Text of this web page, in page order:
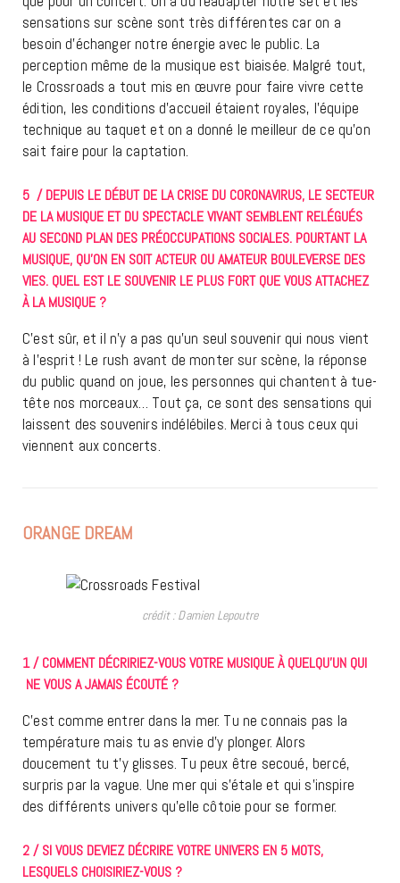
sensations sur scène sont très différentes car on a
besoin d’échanger notre énergie avec le public. La
perception même de la musique est biaisée. Malgré tout,
le Crossroads a tout mis en œuvre pour faire vivre cette
édition, les conditions d’accueil étaient royales, l’équipe
technique au taquet et on a donné le meilleur de ce qu’on
sait faire pour la captation.
5 / DEPUIS LE DÉBUT DE LA CRISE DU CORONAVIRUS, LE SECTEUR
DE LA MUSIQUE ET DU SPECTACLE VIVANT SEMBLENT RELÉGUÉS
AU SECOND PLAN DES PRÉOCCUPATIONS SOCIALES. POURTANT LA
MUSIQUE, QU’ON EN SOIT ACTEUR OU AMATEUR BOULEVERSE DES
VIES. QUEL EST LE SOUVENIR LE PLUS FORT QUE VOUS ATTACHEZ
À LA MUSIQUE ?
C’est sûr, et il n’y a pas qu’un seul souvenir qui nous vient
à l’esprit ! Le rush avant de monter sur scène, la réponse
du public quand on joue, les personnes qui chantent à tue-
tête nos morceaux… Tout ça, ce sont des sensations qui
laissent des souvenirs indélébiles. Merci à tous ceux qui
viennent aux concerts.
ORANGE DREAM
crédit : Damien Lepoutre
1 / COMMENT DÉCRIRIEZ-VOUS VOTRE MUSIQUE À QUELQU’UN QUI
NE VOUS A JAMAIS ÉCOUTÉ ?
C’est comme entrer dans la mer. Tu ne connais pas la
température mais tu as envie d’y plonger. Alors
doucement tu t’y glisses. Tu peux être secoué, bercé,
surpris par la vague. Une mer qui s’étale et qui s’inspire
des différents univers qu’elle côtoie pour se former.
2 / SI VOUS DEVIEZ DÉCRIRE VOTRE UNIVERS EN 5 MOTS,
LESQUELS CHOISIRIEZ-VOUS ?